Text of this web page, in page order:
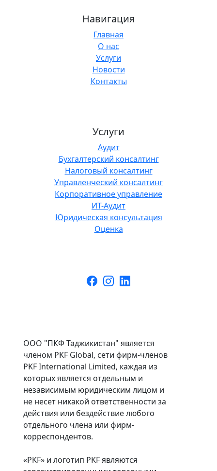
Навигация
Главная
О нас
Услуги
Новости
Контакты
Услуги
Аудит
Бухгалтерский консалтинг
Налоговый консалтинг
Управленческий консалтинг
Корпоративное управление
ИТ-Аудит
Юридическая консультация
Оценка
ООО "ПКФ Таджикистан" является
членом PKF Global, сети фирм-членов
PKF International Limited, каждая из
которых является отдельным и
независимым юридическим лицом и
не несет никакой ответственности за
действия или бездействие любого
отдельного члена или фирм-
корреспондентов.
«PKF» и логотип PKF являются